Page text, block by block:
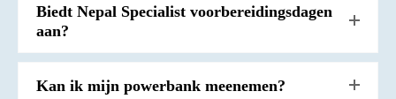
Biedt Nepal Specialist voorbereidingsdagen
aan?
Kan ik mijn powerbank meenemen?